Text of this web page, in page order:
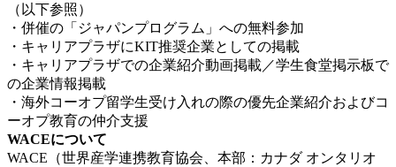
（以下参照）
・併催の「ジャパンプログラム」への無料参加
・キャリアプラザにKIT推奨企業としての掲載
・キャリアプラザでの企業紹介動画掲載／学生食堂掲示板で
の企業情報掲載
・海外コーオプ留学生受け入れの際の優先企業紹介およびコ
ーオプ教育の仲介支援
WACEについて
WACE（世界産学連携教育協会、本部：カナダ オンタリオ